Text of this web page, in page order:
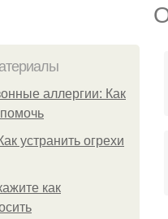
аллергии: Как
помочь
устранить огрехи
как